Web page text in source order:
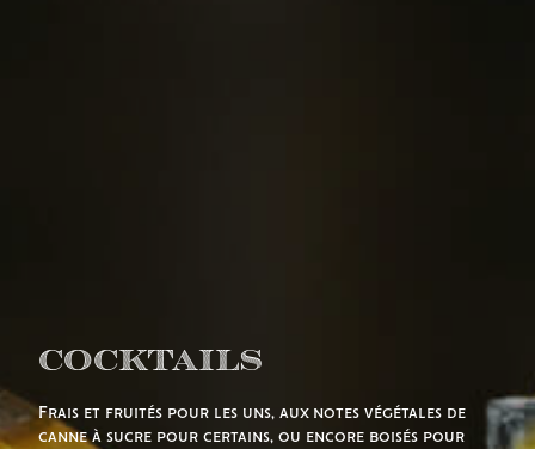
Cocktails
Frais et fruités pour les uns, aux notes végétales de
canne à sucre pour certains, ou encore boisés pour